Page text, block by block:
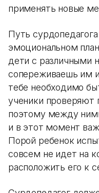
применять новые
Путь
эмоциональном
дети с различными
сопереживаешь им
тебе необходимо
ученики проверяют
поэтому между
и в этот момент
Порой ребенок
совсем не идет на
расположить его к